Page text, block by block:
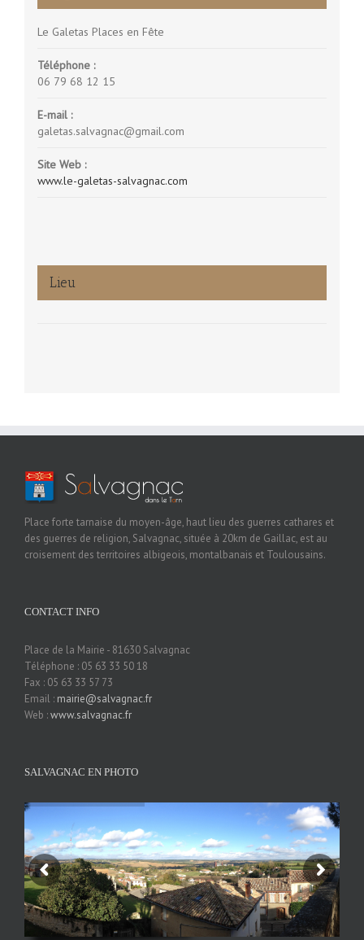
Le Galetas Places en Fête
Téléphone :
06 79 68 12 15
E-mail :
galetas.salvagnac@gmail.com
Site Web :
www.le-galetas-salvagnac.com
Lieu
Place forte tarnaise du moyen-âge, haut lieu des guerres cathares et
des guerres de religion, Salvagnac, située à 20km de Gaillac, est au
croisement des territoires albigeois, montalbanais et Toulousains.
CONTACT INFO
Place de la Mairie - 81630 Salvagnac
Téléphone : 05 63 33 50 18
Fax : 05 63 33 57 73
Email : mairie@salvagnac.fr
Web :www.salvagnac.fr
SALVAGNAC EN PHOTO